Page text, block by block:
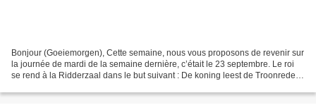
Bonjour (Goeiemorgen), Cette semaine, nous vous proposons de revenir sur
la journée de mardi de la semaine dernière, c’était le 23 septembre. Le roi
se rend à la Ridderzaal dans le but suivant : De koning leest de Troonrede